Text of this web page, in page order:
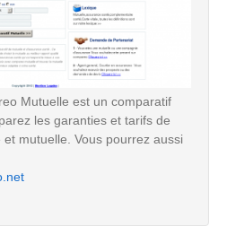
Mutuelle est un comparatif
les garanties et tarifs de
mutuelle. Vous pourrez aussi